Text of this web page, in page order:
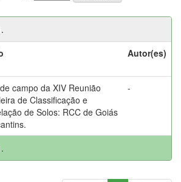
Autor(es)
campo da XIV Reunião
de Classificação e
de Solos: RCC de Goiás
-